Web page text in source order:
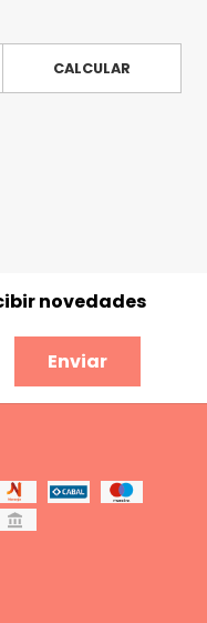
CALCULAR
novedades
Enviar